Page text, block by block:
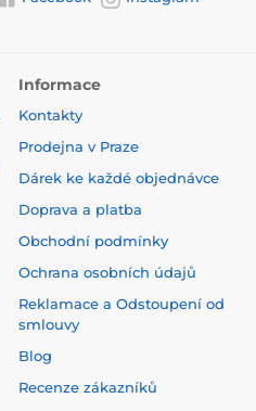
Informace
Kontakty
Prodejna v Praze
Dárek ke každé objednávce
Doprava a platba
Obchodní podmínky
Ochrana osobních údajů
Reklamace a Odstoupení od
smlouvy
Blog
Recenze zákazníků